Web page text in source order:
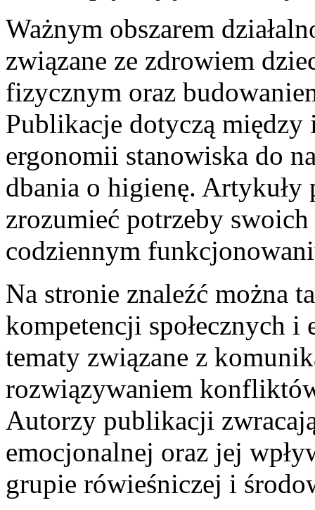
Ważnym obszarem
związane ze zdrowiem
fizycznym oraz
Publikacje dotyczą
ergonomii stanowiska do
dbania o higienę.
zrozumieć potrzeby
codziennym
Na stronie znaleźć można
kompetencji społecznych i
tematy związane z
rozwiązywaniem
Autorzy publikacji
emocjonalnej oraz jej
grupie rówieśniczej i